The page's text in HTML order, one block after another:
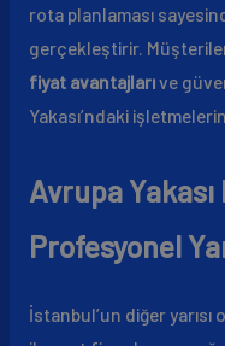
rota planlaması
gerçekleştirir.
fiyat avantajlarıve
Yakası’ndaki
Avrupa
Profesyonel
İstanbul’un diğer